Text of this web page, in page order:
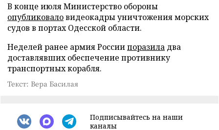
В конце июля Министерство обороны
опубликоваловидеокадры уничтожения морских
судов в портах Одесской области.
Неделей ранее армия Россиипоразила два
доставлявших обеспечение противнику
транспортных корабля.
Текст: Вера Басилая
Подписывайтесь на наши
каналы